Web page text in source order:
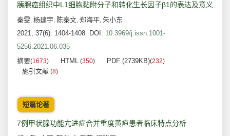
胰腺癌组织中L1细胞黏附分子和转化生长因子β1的表达及意义
秦雯, 杨建宇, 陈泰文, 郑海平, 朱小东
2021, 37(6): 1404-1408. DOI: 10.3969/j.issn.1001-
5256.2021.06.035
摘要(1673) HTML (350) PDF (2739KB)(232)
施引文献 (8)
短篇论著
7例甲状腺功能亢进症合并重度黄疸患者临床特点分析